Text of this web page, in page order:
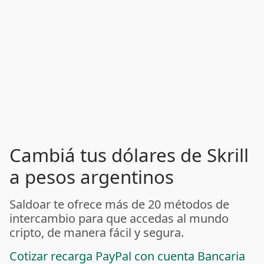
Cambiá tus dólares de Skrill
a pesos argentinos
Saldoar te ofrece más de 20 métodos de
intercambio para que accedas al mundo
cripto, de manera fácil y segura.
Cotizar recarga PayPal con cuenta Bancaria